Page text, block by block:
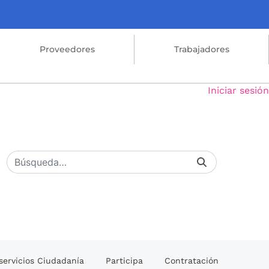
Proveedores Trabajadores
Iniciar sesión
Ciudadanía Participa Contratación